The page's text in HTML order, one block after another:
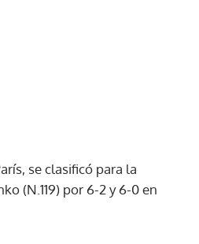
se clasificó para la
(N.119) por 6-2 y 6-0 en